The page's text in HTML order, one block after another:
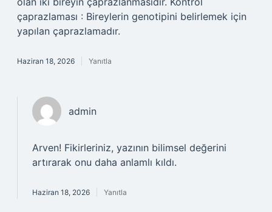
çaprazlaması : Bireylerin genotipini belirlemek için
yapılan çaprazlamadır.
Haziran 18, 2026 Yanıtla
admin
Arven! Fikirleriniz, yazının bilimsel değerini
artırarak onu daha anlamlı kıldı.
Haziran 18, 2026 Yanıtla